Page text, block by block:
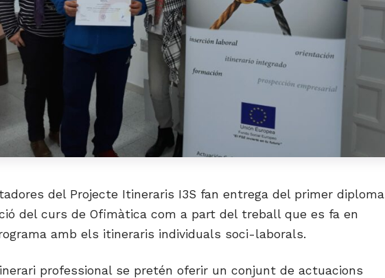
del Projecte Itineraris I3S fan entrega del primer diploma
del curs de Ofimàtica com a part del treball que es fa en
amb els itineraris individuals soci-laborals.
professional se pretén oferir un conjunt de actuacions